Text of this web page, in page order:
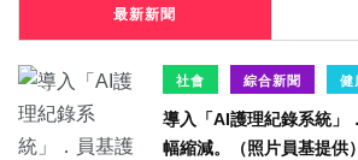
最新新聞
社會 綜合新聞 健
導入「AI護理紀錄系統」
幅縮減。（照片員基提供）